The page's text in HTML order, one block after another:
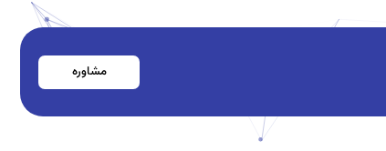
مشاوره